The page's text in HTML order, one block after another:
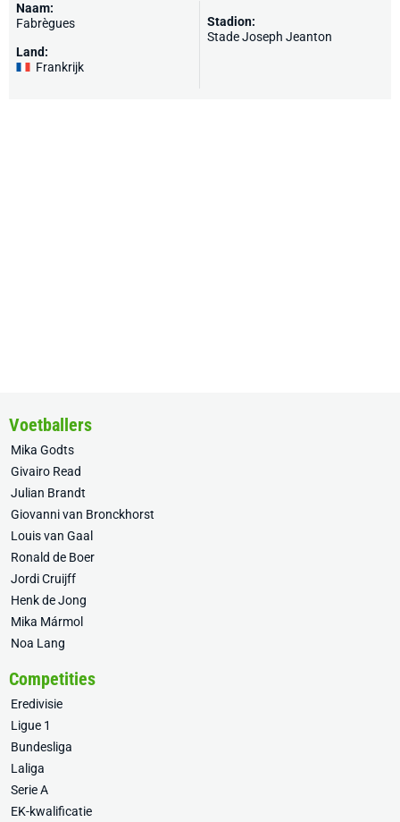
Naam:
Fabrègues
Land:
Frankrijk
Stadion:
Stade Joseph Jeanton
Voetballers
Mika Godts
Givairo Read
Julian Brandt
Giovanni van Bronckhorst
Louis van Gaal
Ronald de Boer
Jordi Cruijff
Henk de Jong
Mika Mármol
Noa Lang
Competities
Eredivisie
Ligue 1
Bundesliga
Laliga
Serie A
EK-kwalificatie